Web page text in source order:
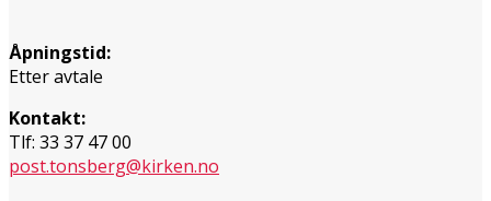
Åpningstid:
Etter avtale
Kontakt:
Tlf: 33 37 47 00
post.tonsberg@kirken.no